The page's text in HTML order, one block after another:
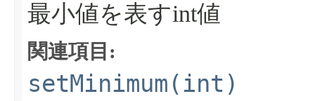
最小値を表すint値
関連項目:
setMinimum(int)